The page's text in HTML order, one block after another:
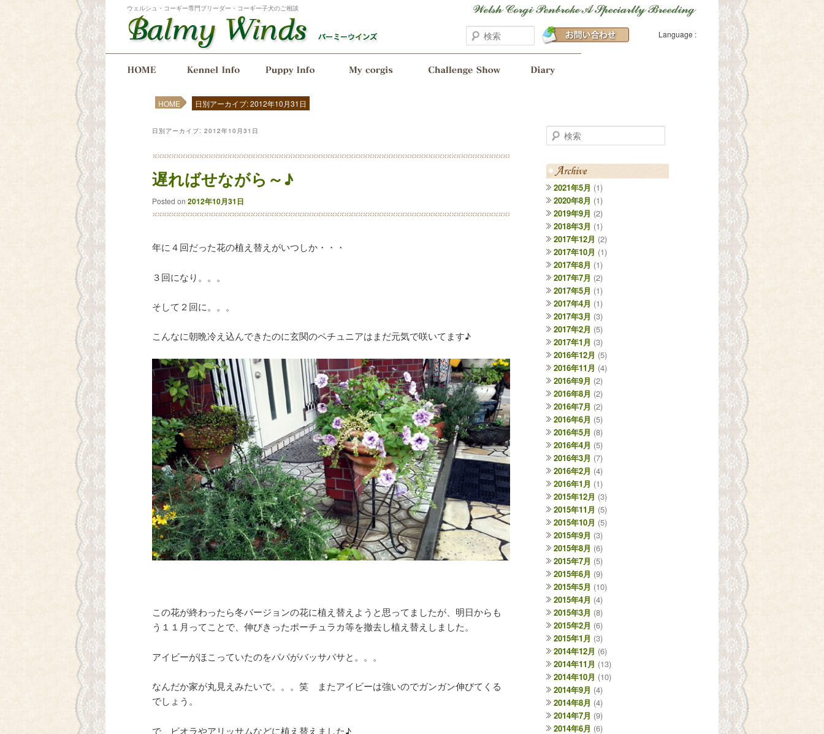
ウェルシュ・コーギー専門ブリーダー・コーギー子犬のご相談
Language :
検
メインコンテンツへ移動
サブコンテンツへ移動
HOME 日別アーカイブ: 2012年10月31日
日別アーカイブ: 2012年10月31日
遅ればせながら～♪
Posted on 2012年10月31日
年に４回だった花の植え替えがいつしか・・・
３回になり。。。
そして２回に。。。
こんなに朝晩冷え込んできたのに玄関のペチュニアはまだ元気で咲いてます♪
この花が終わったら冬バージョンの花に植え替えようと思ってましたが、明日からも
う１１月ってことで、伸びきったポーチュラカ等を撤去し植え替えしました。
アイビーがほこっていたのをパパがバッサバサと。。。
なんだか家が丸見えみたいで。。。笑 またアイビーは強いのでガンガン伸びてくる
でしょう。
で、ビオラやアリッサムなどに植え替えました♪
検索
2021年5月 (1)
2020年8月 (1)
2019年9月 (2)
2018年3月 (1)
2017年12月 (2)
2017年10月 (1)
2017年8月 (1)
2017年7月 (2)
2017年5月 (1)
2017年4月 (1)
2017年3月 (3)
2017年2月 (5)
2017年1月 (3)
2016年12月 (5)
2016年11月 (4)
2016年9月 (2)
2016年8月 (2)
2016年7月 (2)
2016年6月 (5)
2016年5月 (8)
2016年4月 (5)
2016年3月 (7)
2016年2月 (4)
2016年1月 (1)
2015年12月 (3)
2015年11月 (5)
2015年10月 (5)
2015年9月 (3)
2015年8月 (6)
2015年7月 (5)
2015年6月 (9)
2015年5月 (10)
2015年4月 (4)
2015年3月 (8)
2015年2月 (6)
2015年1月 (3)
2014年12月 (6)
2014年11月 (13)
2014年10月 (10)
2014年9月 (4)
2014年8月 (4)
2014年7月 (9)
2014年6月 (6)